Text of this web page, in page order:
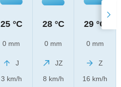
25 °C
0 mm
J
3 km/h
28 °C
0 mm
JZ
8 km/h
29 °C
0 mm
Z
16 km/h